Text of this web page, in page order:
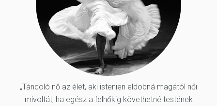
„Táncoló nő az élet, aki istenien eldobná magától női
mivoltát, ha egész a felhőkig követhetné testének